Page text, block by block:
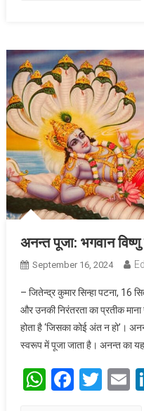
अनन्त पूजा: भगवान
September 16, 2024
– जितेन्द्र कुमार सिन्हा पटना, 16
और उनकी निरंतरता का प्रतीक
होता है ‘जिसका कोई अंत न हो’।
स्वरूप में पूजा जाता है। अनन्त का यह